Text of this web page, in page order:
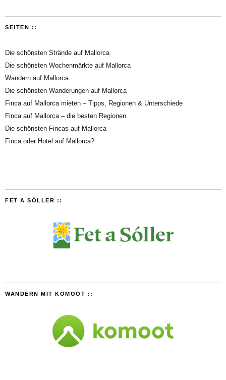
SEITEN ::
Die schönsten Strände auf Mallorca
Die schönsten Wochenmärkte auf Mallorca
Wandern auf Mallorca
Die schönsten Wanderungen auf Mallorca
Finca auf Mallorca mieten – Tipps, Regionen & Unterschiede
Finca auf Mallorca – die besten Regionen
Die schönsten Fincas auf Mallorca
Finca oder Hotel auf Mallorca?
FET A SÓLLER ::
WANDERN MIT KOMOOT ::